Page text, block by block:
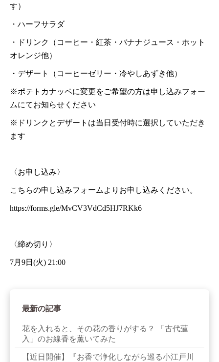
す）
・ハーフサラダ
・ドリンク（コーヒー・紅茶・バナナジュース・ホット
オレンジ他）
・デザート（コーヒーゼリー・冷やしあずき他）
※ポテトカナッペに変更をご希望の方は申し込みフォー
ムにてお知らせください
※ドリンクとデザートは当日受付時に選択していただき
ます
〈お申し込み〉
こちらの申し込みフォームよりお申し込みください。
https://forms.gle/MvCV3VdCd5HJ7RKk6
〈締め切り〉
7月9日(火) 21:00
最新の記事
花を入れると、その花の香りがする？ 「古代蓮
入」のお線香を薫いてみた
【近日開催】『お香で浄化しながら巡る小江戸川